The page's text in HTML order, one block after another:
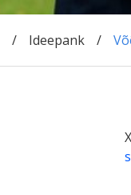
Ideepank